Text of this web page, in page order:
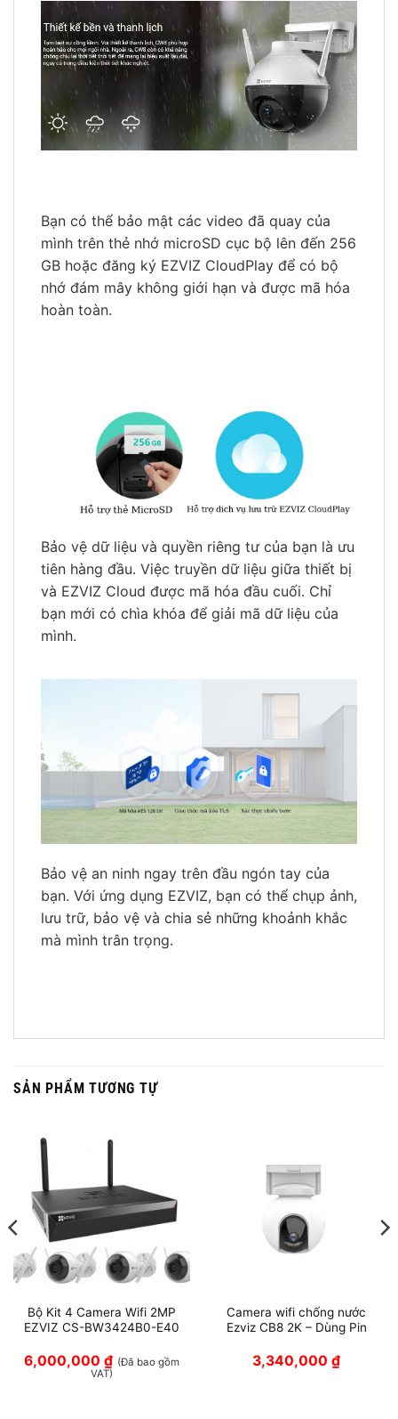
Bạn có thể bảo mật các video đã quay của
mình trên thẻ nhớ microSD cục bộ lên đến 256
GB hoặc đăng ký EZVIZ CloudPlay để có bộ
nhớ đám mây không giới hạn và được mã hóa
hoàn toàn.
Bảo vệ dữ liệu và quyền riêng tư của bạn là ưu
tiên hàng đầu. Việc truyền dữ liệu giữa thiết bị
và EZVIZ Cloud được mã hóa đầu cuối. Chỉ
bạn mới có chìa khóa để giải mã dữ liệu của
mình.
Bảo vệ an ninh ngay trên đầu ngón tay của
bạn. Với ứng dụng EZVIZ, bạn có thể chụp ảnh,
lưu trữ, bảo vệ và chia sẻ những khoảnh khắc
mà mình trân trọng.
SẢN PHẨM TƯƠNG TỰ
Bộ Kit 4 Camera Wifi 2MP
EZVIZ CS-BW3424B0-E40
6,000,000 ₫ (Đã bao gồm
VAT)
Camera wifi chống nước
Ezviz CB8 2K – Dùng Pin
3,340,000 ₫